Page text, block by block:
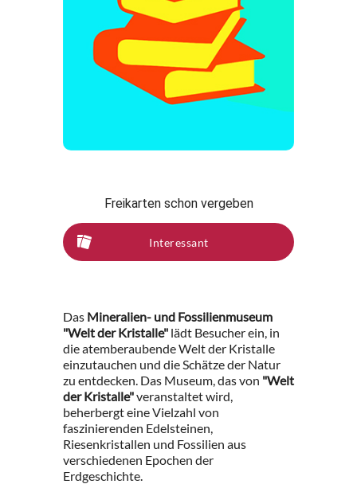
Freikarten schon vergeben
Interessant
Das Mineralien- und Fossilienmuseum
"Welt der Kristalle" lädt Besucher ein, in
die atemberaubende Welt der Kristalle
einzutauchen und die Schätze der Natur
zu entdecken. Das Museum, das von "Welt
der Kristalle"veranstaltet wird,
beherbergt eine Vielzahl von
faszinierenden Edelsteinen,
Riesenkristallen und Fossilien aus
verschiedenen Epochen der
Erdgeschichte.